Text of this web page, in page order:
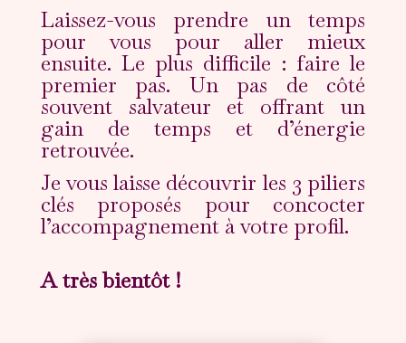
Laissez-vous prendre un temps
pour vous pour aller mieux
ensuite. Le plus difficile : faire le
premier pas. Un pas de côté
souvent salvateur et offrant un
gain de temps et d’énergie
retrouvée.
Je vous laisse découvrir les 3 piliers
clés proposés pour concocter
l’accompagnement à votre profil.
A très bientôt !